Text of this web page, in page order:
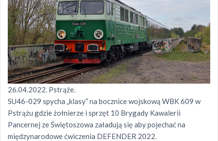
26.04.2022. Pstrąże.
SU46-029 spycha „klasy” na bocznice wojskową WBK 609 w
Pstrążu gdzie żołnierze i sprzęt 10 Brygady Kawalerii
Pancernej ze Świętoszowa załadują się aby pojechać na
międzynarodowe ćwiczenia DEFENDER 2022.